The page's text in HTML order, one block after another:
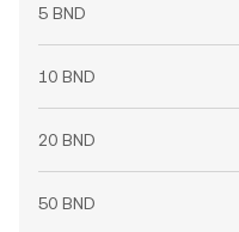
5 BND
10 BND
20 BND
50 BND